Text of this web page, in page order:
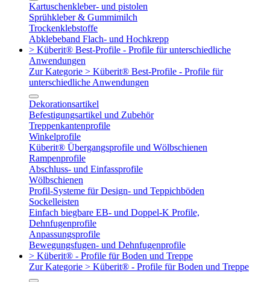
Kartuschenkleber- und pistolen
Sprühkleber & Gummimilch
Trockenklebstoffe
Abklebeband Flach- und Hochkrepp
> Küberit® Best-Profile - Profile für unterschiedliche
Anwendungen
Zur Kategorie > Küberit® Best-Profile - Profile für
unterschiedliche Anwendungen
Dekorationsartikel
Befestigungsartikel und Zubehör
Treppenkantenprofile
Winkelprofile
Küberit® Übergangsprofile und Wölbschienen
Rampenprofile
Abschluss- und Einfassprofile
Wölbschienen
Profil-Systeme für Design- und Teppichböden
Sockelleisten
Einfach biegbare EB- und Doppel-K Profile,
Dehnfugenprofile
Anpassungsprofile
Bewegungsfugen- und Dehnfugenprofile
> Küberit® - Profile für Boden und Treppe
Zur Kategorie > Küberit® - Profile für Boden und Treppe